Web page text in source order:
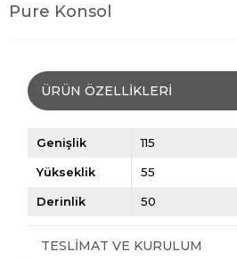
Pure Konsol
ÜRÜN ÖZELLIKLERI
Genişlik 115
Yükseklik 55
Derinlik 50
TESLIMAT VE KURULUM